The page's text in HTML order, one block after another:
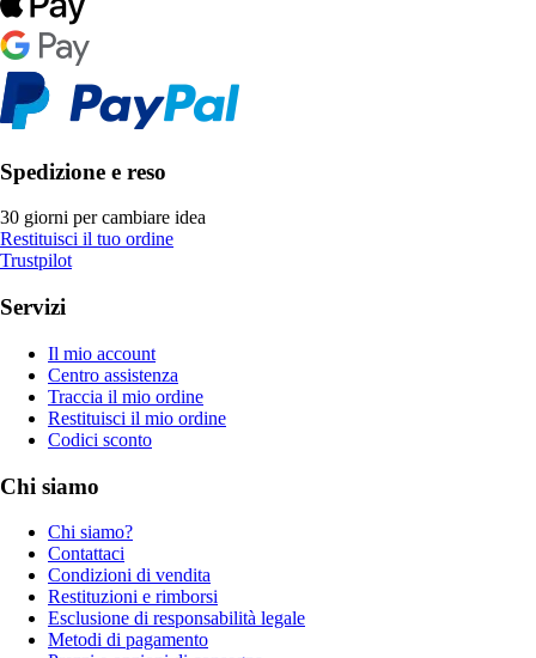
Spedizione e reso
30 giorni per cambiare idea
Restituisci il tuo ordine
Trustpilot
Servizi
Il mio account
Centro assistenza
Traccia il mio ordine
Restituisci il mio ordine
Codici sconto
Chi siamo
Chi siamo?
Contattaci
Condizioni di vendita
Restituzioni e rimborsi
Esclusione di responsabilità legale
Metodi di pagamento